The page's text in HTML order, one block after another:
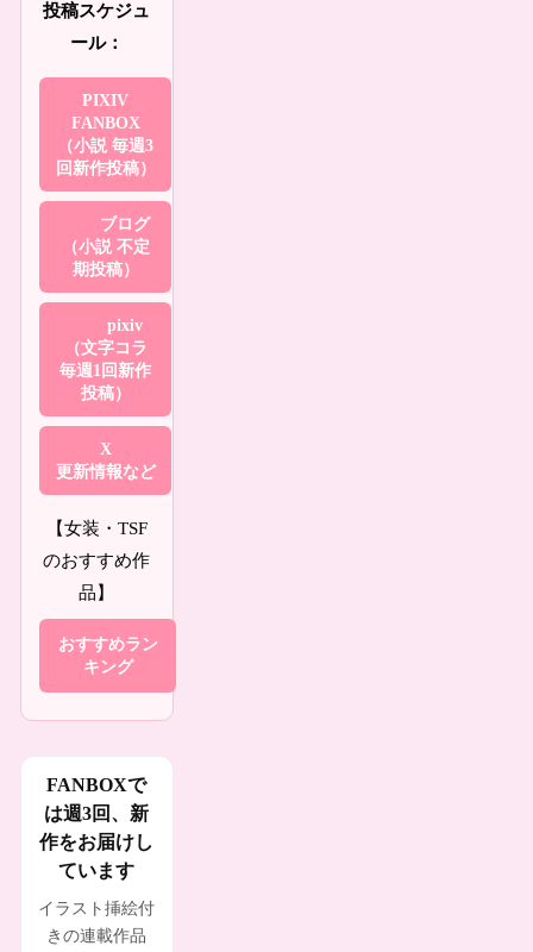
投稿スケジュ
ール：
PIXIV
FANBOX
（小説 毎週3
回新作投稿）
ブログ
（小説 不定
期投稿）
pixiv
（文字コラ
毎週1回新作
投稿）
X
更新情報など
【女装・TSF
のおすすめ作
品】
おすすめラン
キング
FANBOXで
は週3回、新
作をお届けし
ています
イラスト挿絵付
きの連載作品